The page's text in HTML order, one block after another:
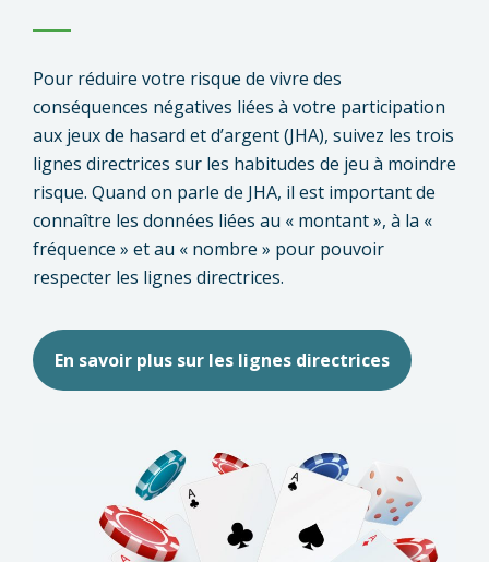
Pour réduire votre risque de vivre des
conséquences négatives liées à votre participation
aux jeux de hasard et d’argent (JHA), suivez les trois
lignes directrices sur les habitudes de jeu à moindre
risque. Quand on parle de JHA, il est important de
connaître les données liées au « montant », à la «
fréquence » et au « nombre » pour pouvoir
respecter les lignes directrices.
En savoir plus sur les lignes directrices